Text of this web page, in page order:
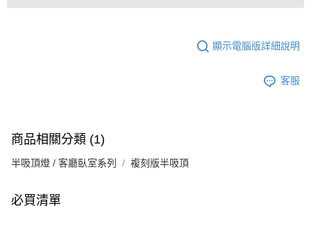
顯示電腦版詳細說明
客服
商品相關分類 (1)
半吸頂燈 / 客廳臥室系列 複刻版半吸頂
必買清單